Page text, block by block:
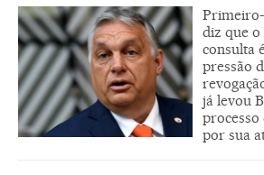
diz que
consulta
pressão
já levou
processo
por sua